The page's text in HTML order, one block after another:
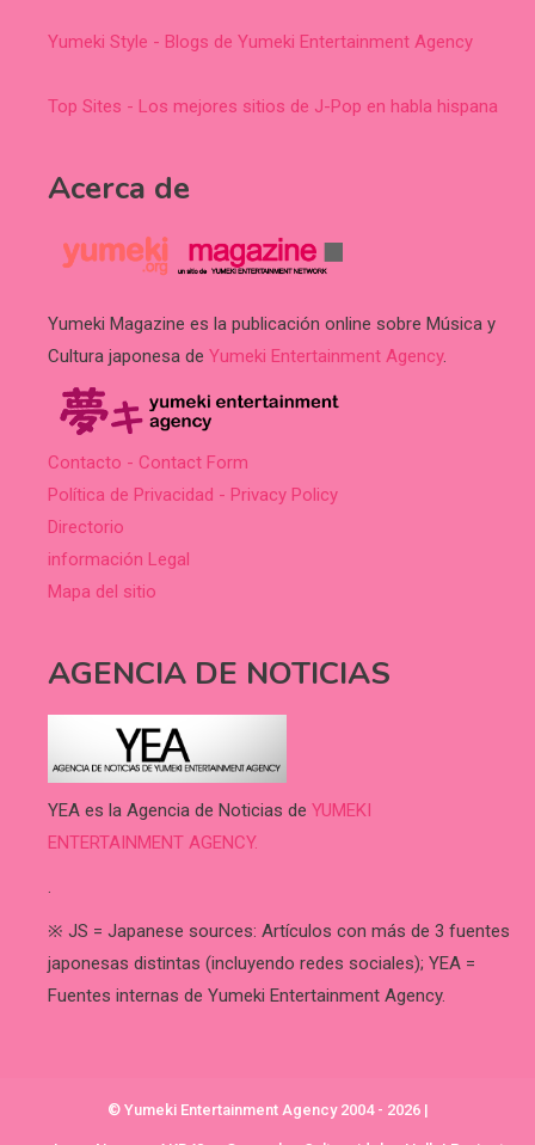
Yumeki Style - Blogs de Yumeki Entertainment Agency
Top Sites - Los mejores sitios de J-Pop en habla hispana
Acerca de
Yumeki Magazine es la publicación online sobre Música y
Cultura japonesa de Yumeki Entertainment Agency.
Contacto - Contact Form
Política de Privacidad - Privacy Policy
Directorio
información Legal
Mapa del sitio
AGENCIA DE NOTICIAS
YEA es la Agencia de Noticias de YUMEKI
ENTERTAINMENT AGENCY.
.
※ JS = Japanese sources: Artículos con más de 3 fuentes
japonesas distintas (incluyendo redes sociales); YEA =
Fuentes internas de Yumeki Entertainment Agency.
© Yumeki Entertainment Agency 2004 - 2026 |